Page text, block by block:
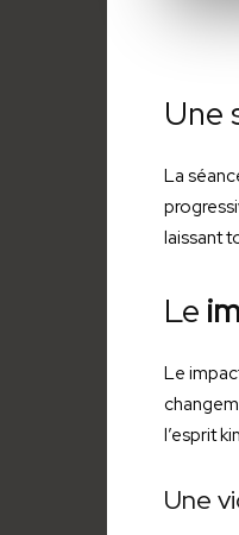
Une
La
laissant
Le
Le
l’esprit
Une